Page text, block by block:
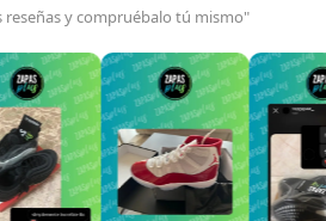
reseñas y compruébalo tú mismo"